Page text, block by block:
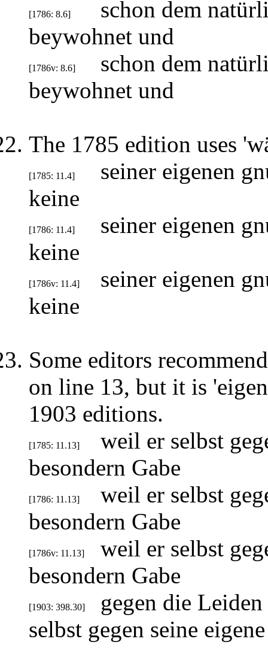
[1786: 8.6]
schon dem
beywohnet und
[1786v: 8.6]
schon dem
beywohnet und
The 1785 edition uses
[1785: 11.4]
seiner eigenen
keine
[1786: 11.4]
seiner eigenen
keine
[1786v: 11.4]
seiner eigenen
keine
Some editors
on line 13, but it is
1903 editions.
[1785: 11.13]
weil er selbst
besondern Gabe
[1786: 11.13]
weil er selbst
besondern Gabe
[1786v: 11.13]
weil er selbst
besondern Gabe
[1903: 398.30]
gegen die
selbst gegen seine eigene